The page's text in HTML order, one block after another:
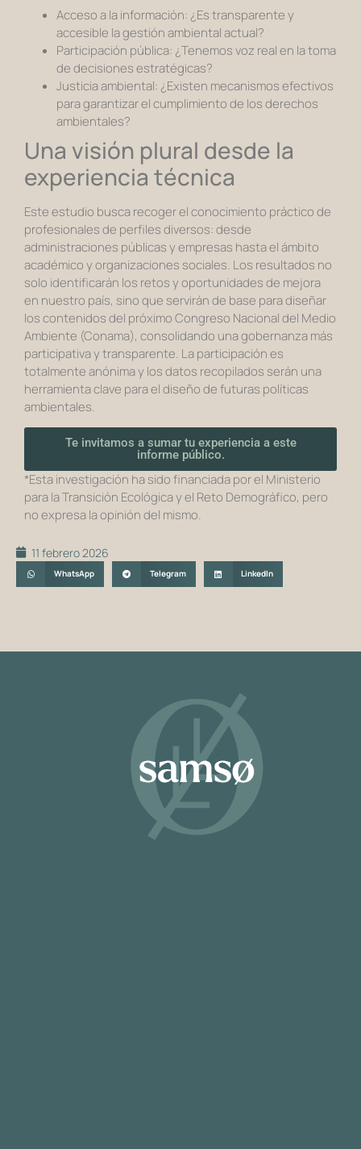
Acceso a la información: ¿Es transparente y
accesible la gestión ambiental actual?
Participación pública: ¿Tenemos voz real en la toma
de decisiones estratégicas?
Justicia ambiental: ¿Existen mecanismos efectivos
para garantizar el cumplimiento de los derechos
ambientales?
Una visión plural desde la
experiencia técnica
Este estudio busca recoger el conocimiento práctico de
profesionales de perfiles diversos: desde
administraciones públicas y empresas hasta el ámbito
académico y organizaciones sociales. Los resultados no
solo identificarán los retos y oportunidades de mejora
en nuestro país, sino que servirán de base para diseñar
los contenidos del próximo Congreso Nacional del Medio
Ambiente (Conama), consolidando una gobernanza más
participativa y transparente. La participación es
totalmente anónima y los datos recopilados serán una
herramienta clave para el diseño de futuras políticas
ambientales.
Te invitamos a sumar tu experiencia a este
informe público.
*Esta investigación ha sido financiada por el Ministerio
para la Transición Ecológica y el Reto Demográfico, pero
no expresa la opinión del mismo.
11 febrero 2026
WhatsApp Telegram LinkedIn